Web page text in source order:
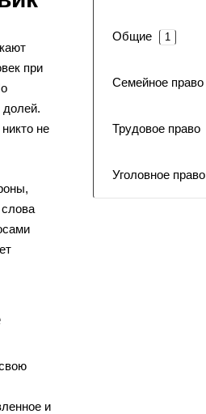
при
долей.
не
и
Общие 1
Семейное право
Трудовое право
Уголовное право